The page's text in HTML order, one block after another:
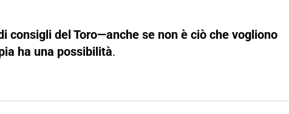
consigli del Toro—anche se non è ciò che vogliono
ha una possibilità.